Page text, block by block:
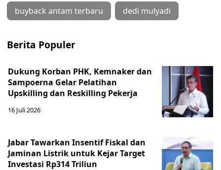
buyback antam terbaru dedi mulyadi
Berita Populer
Dukung Korban PHK, Kemnaker dan
Sampoerna Gelar Pelatihan
Upskilling dan Reskilling Pekerja
16 Juli 2026
Jabar Tawarkan Insentif Fiskal dan
Jaminan Listrik untuk Kejar Target
Investasi Rp314 Triliun